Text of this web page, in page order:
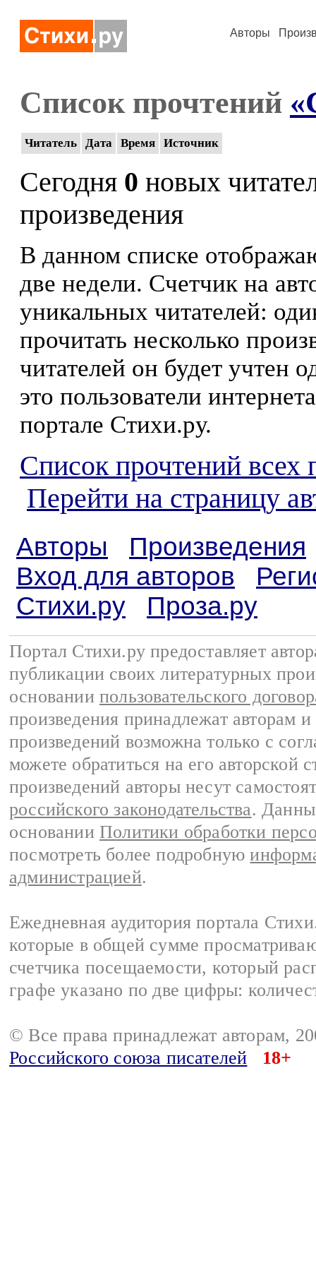
Авторы
Список прочтений
Читатель Дата Время Источник
Сегодня 0 новых
произведения
В данном списке
две недели. Счетчик на
уникальных читателей:
прочитать несколько
читателей он будет учтен
это пользователи
портале Стихи.ру.
Список прочтений всех
Перейти на страницу
Авторы
Произведения
Вход для авторов
Стихи.ру
Проза.ру
Портал Стихи.ру предоставляет
публикации своих литературных
основании пользовательского
произведения принадлежат авторам
произведений возможна только с
можете обратиться на его авторской
произведений авторы несут
российского законодательства.
основании Политики обработки
посмотреть более подробную
администрацией.
Ежедневная аудитория портала
которые в общей сумме
счетчика посещаемости, который
графе указано по две цифры:
© Все права принадлежат авторам,
Российского союза писателей
18+